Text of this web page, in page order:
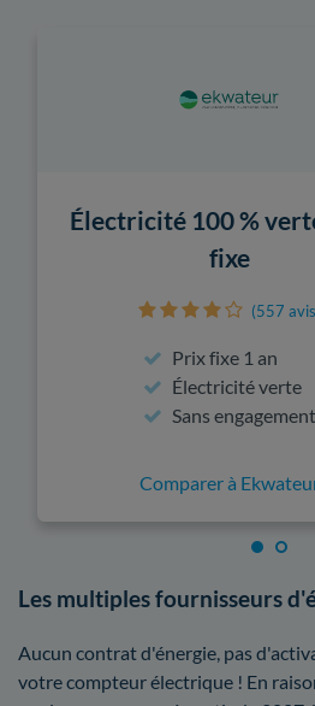
Électricité 100 %
fixe
(557
Prix fixe 1 an
Électricité verte
Sans engagement
Comparer à
Les multiples fournisseurs
Aucun contrat d'énergie, pas
votre compteur électrique ! En